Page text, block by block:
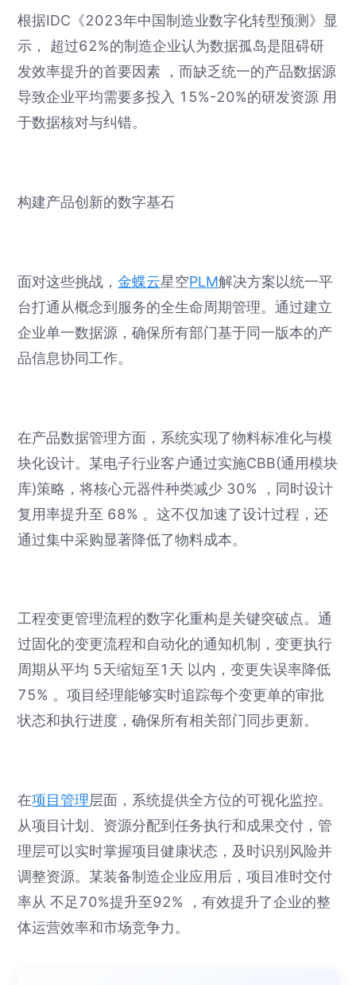
根据IDC《2023年中国制造业数字化转型预测》显
示， 超过62%的制造企业认为数据孤岛是阻碍研
发效率提升的首要因素 ，而缺乏统一的产品数据源
导致企业平均需要多投入 15%-20%的研发资源 用
于数据核对与纠错。
构建产品创新的数字基石
面对这些挑战，金蝶云星空PLM解决方案以统一平
台打通从概念到服务的全生命周期管理。通过建立
企业单一数据源，确保所有部门基于同一版本的产
品信息协同工作。
在产品数据管理方面，系统实现了物料标准化与模
块化设计。某电子行业客户通过实施CBB(通用模块
库)策略，将核心元器件种类减少 30% ，同时设计
复用率提升至 68% 。这不仅加速了设计过程，还
通过集中采购显著降低了物料成本。
工程变更管理流程的数字化重构是关键突破点。通
过固化的变更流程和自动化的通知机制，变更执行
周期从平均 5天缩短至1天 以内，变更失误率降低
75% 。项目经理能够实时追踪每个变更单的审批
状态和执行进度，确保所有相关部门同步更新。
在项目管理层面，系统提供全方位的可视化监控。
从项目计划、资源分配到任务执行和成果交付，管
理层可以实时掌握项目健康状态，及时识别风险并
调整资源。某装备制造企业应用后，项目准时交付
率从 不足70%提升至92% ，有效提升了企业的整
体运营效率和市场竞争力。